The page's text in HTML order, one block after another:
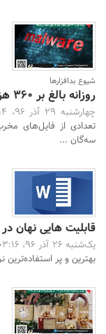
شیوع بدافزارها
روزانه بالغ بر 360 هزار بدافزار جدید در جهان منتشر می شود
چهارشنبه 29 آذر 96، 05:14 -
تعدادی از فایل‌های
سه‌گان ...
قابلیت هایی نهان
یک‌شنبه 26 آذر 96، 03:16 -
بهترین و پر